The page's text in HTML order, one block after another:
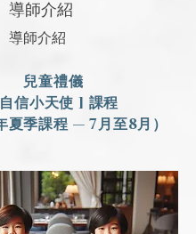
導師介紹
導師介紹
兒童禮儀
信小天使 ] 課程
夏季課程 — 7月至8月）